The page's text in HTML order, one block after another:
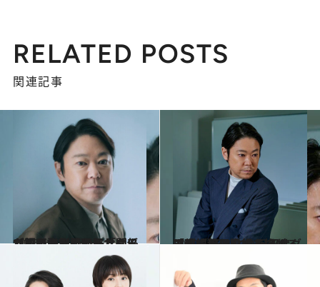
RELATED POSTS
関連記事
2025.10.31
【初めから読む】「なんでいつも別れそうな関係なんだろう」阿部サダヲが語る、松たか子との〈不思議な縁〉
カルチャー 2022.5.2
人前で芝居をするのは「恥ずかしい」 阿部サダヲが幅広い役柄を操れる理由 『死刑にいたる病』で連続殺人鬼役
カルチャー